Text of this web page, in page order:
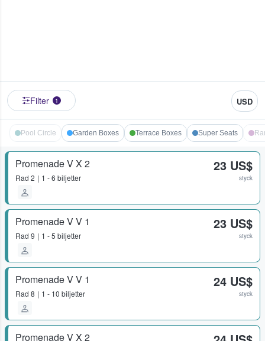
Filter 1 USD
Pool Circle Garden Boxes Terrace Boxes Super Seats
Promenade V X 2
Rad 2 1 - 6 biljetter
23 US$
styck
Promenade V V 1
Rad 9 1 - 5 biljetter
23 US$
styck
Promenade V V 1
Rad 8 1 - 10 biljetter
24 US$
styck
Promenade V X 2